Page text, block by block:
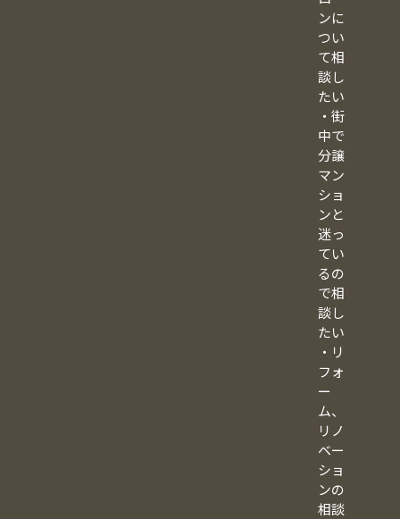
ンに
つい
て相
談し
たい
・街
中で
分譲
マン
ショ
ンと
迷っ
てい
るの
で相
談し
たい
・リ
フォ
ー
ム、
リノ
ベー
ショ
ンの
相談